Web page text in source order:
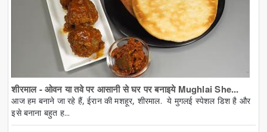
शीरमाल - ओवन या तवे पर आसानी से घर पर बनाइये Mughlai She...
आज हम बनाने जा रहे हैं, ईरान की मशहूर, शीरमाल. ये मुगलई स्पेशल डिश है और
इसे बनाना बहुत ह...